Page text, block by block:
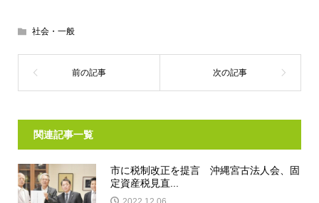
社会・一般
関連記事一覧
市に税制改正を提言 沖縄宮古法人会、固
定資産税見直...